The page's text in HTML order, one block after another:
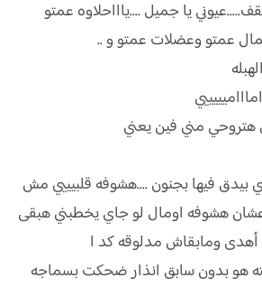
يا جميل ....ياااحلاوه عمتو
عمتو وعضلات عمتو و ..
هتروحي مني فين يعني
بيدق فيها بجنون ....هشوفه قلبيييي مش
هشوفه اومال لو جاي يخطبني هبقى
أهدى ومابقاش مدلوقه كد ا
هو بدون سابق انذار ضحكت بسماجه